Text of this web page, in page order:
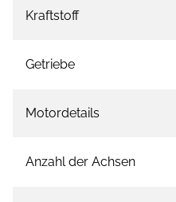
Kraftstoff
Getriebe
Motordetails
Anzahl der Achsen